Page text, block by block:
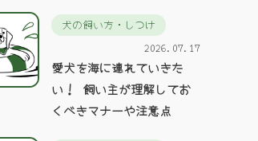
犬の飼い方・しつけ
2026.07.17
愛犬を海に連れていきた
い！ 飼い主が理解してお
くべきマナーや注意点